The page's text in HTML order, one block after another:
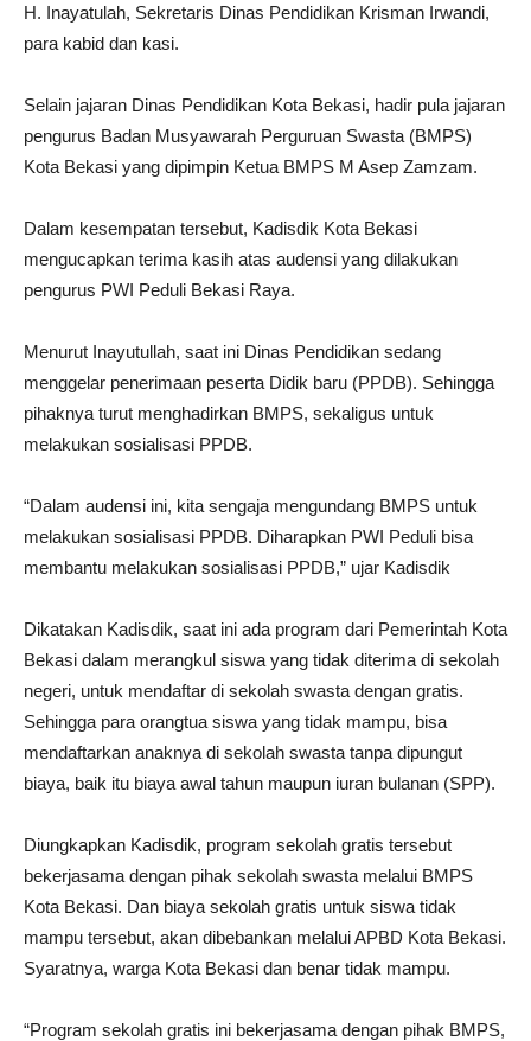
H. Inayatulah, Sekretaris Dinas Pendidikan Krisman Irwandi,
para kabid dan kasi.
Selain jajaran Dinas Pendidikan Kota Bekasi, hadir pula jajaran
pengurus Badan Musyawarah Perguruan Swasta (BMPS)
Kota Bekasi yang dipimpin Ketua BMPS M Asep Zamzam.
Dalam kesempatan tersebut, Kadisdik Kota Bekasi
mengucapkan terima kasih atas audensi yang dilakukan
pengurus PWI Peduli Bekasi Raya.
Menurut Inayutullah, saat ini Dinas Pendidikan sedang
menggelar penerimaan peserta Didik baru (PPDB). Sehingga
pihaknya turut menghadirkan BMPS, sekaligus untuk
melakukan sosialisasi PPDB.
“Dalam audensi ini, kita sengaja mengundang BMPS untuk
melakukan sosialisasi PPDB. Diharapkan PWI Peduli bisa
membantu melakukan sosialisasi PPDB,” ujar Kadisdik
Dikatakan Kadisdik, saat ini ada program dari Pemerintah Kota
Bekasi dalam merangkul siswa yang tidak diterima di sekolah
negeri, untuk mendaftar di sekolah swasta dengan gratis.
Sehingga para orangtua siswa yang tidak mampu, bisa
mendaftarkan anaknya di sekolah swasta tanpa dipungut
biaya, baik itu biaya awal tahun maupun iuran bulanan (SPP).
Diungkapkan Kadisdik, program sekolah gratis tersebut
bekerjasama dengan pihak sekolah swasta melalui BMPS
Kota Bekasi. Dan biaya sekolah gratis untuk siswa tidak
mampu tersebut, akan dibebankan melalui APBD Kota Bekasi.
Syaratnya, warga Kota Bekasi dan benar tidak mampu.
“Program sekolah gratis ini bekerjasama dengan pihak BMPS,